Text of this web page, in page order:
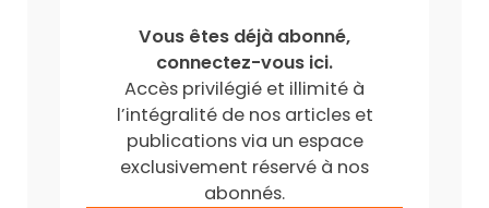
Vous êtes déjà abonné,
connectez-vous ici.
Accès privilégié et illimité à
l’intégralité de nos articles et
publications via un espace
exclusivement réservé à nos
abonnés.